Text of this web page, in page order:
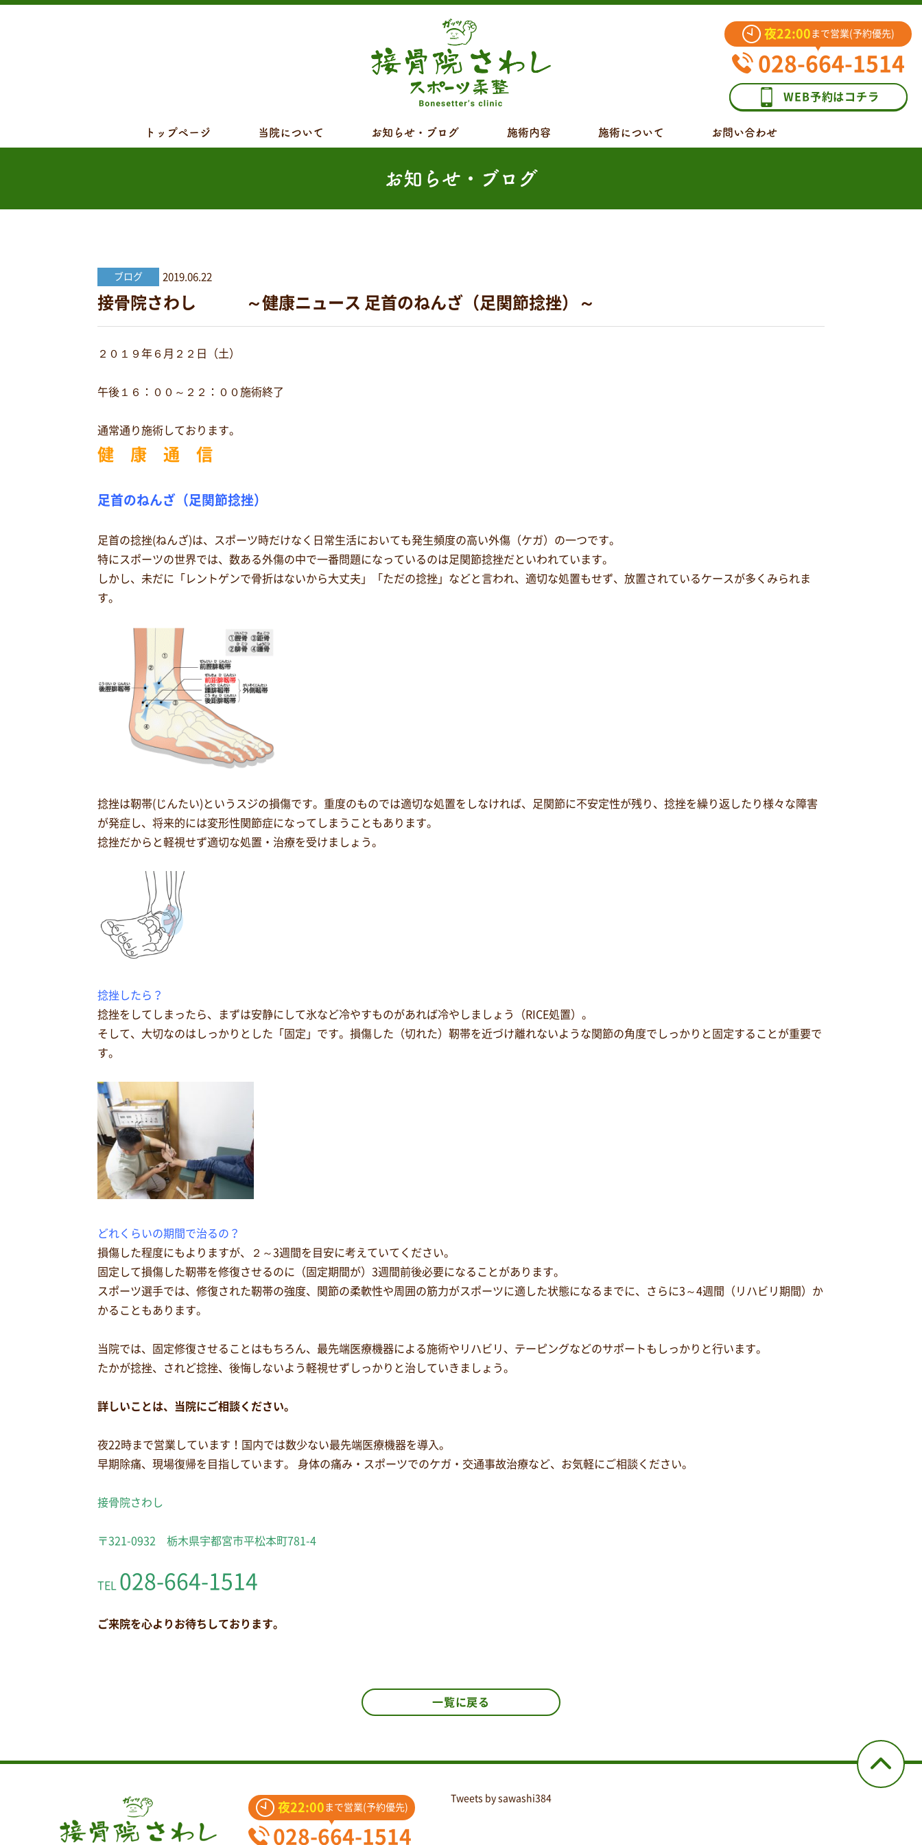
夜22:00 まで営業(予約優先)
028-664-1514
WEB予約はコチラ
トップページ 当院について お知らせ・ブログ 施術内容 施術について お問い合わせ
お知らせ・ブログ
ブログ 2019.06.22
接骨院さわし ～健康ニュース 足首のねんざ（足関節捻挫）～
２０１９年６月２２日（土）
午後１６：００～２２：００施術終了
通常通り施術しております。
健 康 通 信
足首のねんざ（足関節捻挫）
足首の捻挫(ねんざ)は、スポーツ時だけなく日常生活においても発生頻度の高い外傷（ケガ）の一つです。
特にスポーツの世界では、数ある外傷の中で一番問題になっているのは足関節捻挫だといわれています。
しかし、未だに「レントゲンで骨折はないから大丈夫」「ただの捻挫」などと言われ、適切な処置もせず、放置されているケースが多くみられま
す。
捻挫は靭帯(じんたい)というスジの損傷です。重度のものでは適切な処置をしなければ、足関節に不安定性が残り、捻挫を繰り返したり様々な障害
が発症し、将来的には変形性関節症になってしまうこともあります。
捻挫だからと軽視せず適切な処置・治療を受けましょう。
捻挫したら？
捻挫をしてしまったら、まずは安静にして氷など冷やすものがあれば冷やしましょう（RICE処置）。
そして、大切なのはしっかりとした「固定」です。損傷した（切れた）靭帯を近づけ離れないような関節の角度でしっかりと固定することが重要で
す。
どれくらいの期間で治るの？
損傷した程度にもよりますが、２～3週間を目安に考えていてください。
固定して損傷した靭帯を修復させるのに（固定期間が）3週間前後必要になることがあります。
スポーツ選手では、修復された靭帯の強度、関節の柔軟性や周囲の筋力がスポーツに適した状態になるまでに、さらに3～4週間（リハビリ期間）か
かることもあります。
当院では、固定修復させることはもちろん、最先端医療機器による施術やリハビリ、テーピングなどのサポートもしっかりと行います。
たかが捻挫、されど捻挫、後悔しないよう軽視せずしっかりと治していきましょう。
詳しいことは、当院にご相談ください。
夜22時まで営業しています！国内では数少ない最先端医療機器を導入。
早期除痛、現場復帰を目指しています。 身体の痛み・スポーツでのケガ・交通事故治療など、お気軽にご相談ください。
接骨院さわし
〒321-0932 栃木県宇都宮市平松本町781-4
TEL 028-664-1514
ご来院を心よりお待ちしております。
一覧に戻る
夜22:00 まで営業(予約優先)
028-664-1514
Tweets by sawashi384